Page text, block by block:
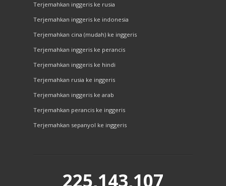
Terjemahkan inggeris ke rusia
Terjemahkan inggeris ke indonesia
Terjemahkan cina (mudah) ke inggeris
Terjemahkan inggeris ke perancis
Terjemahkan inggeris ke hindi
Terjemahkan rusia ke inggeris
Terjemahkan inggeris ke arab
Terjemahkan perancis ke inggeris
Terjemahkan sepanyol ke inggeris
225,143,107